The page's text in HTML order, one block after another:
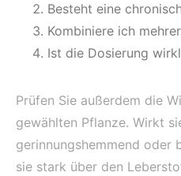
Besteht eine
Kombiniere ich
Ist die Dosierung
Prüfen Sie außerdem die
gewählten Pflanze. Wirkt
gerinnungshemmend oder
sie stark über den